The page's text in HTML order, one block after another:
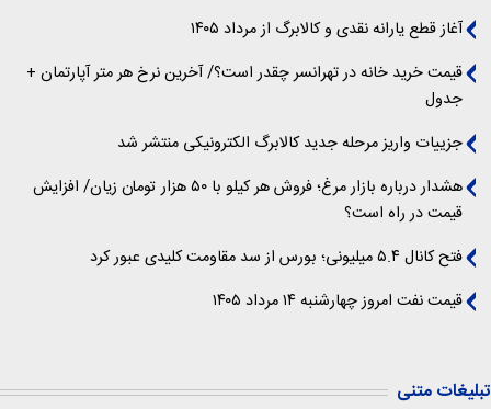
آغاز قطع یارانه نقدی و کالابرگ از مرداد ۱۴۰۵
قیمت خرید خانه در تهرانسر چقدر است؟/ آخرین نرخ هر متر آپارتمان +
جدول
جزییات واریز مرحله جدید کالابرگ الکترونیکی منتشر شد
هشدار درباره بازار مرغ؛ فروش هر کیلو با ۵۰ هزار تومان زیان/ افزایش
قیمت در راه است؟
فتح کانال ۵.۴ میلیونی؛ بورس از سد مقاومت کلیدی عبور کرد
قیمت نفت امروز چهارشنبه ۱۴ مرداد ۱۴۰۵
تبلیغات متنی